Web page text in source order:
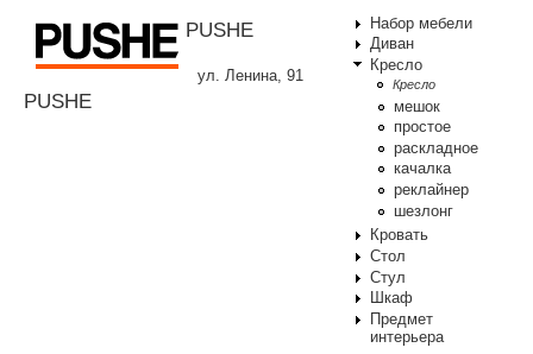
PUSHE
PUSHE
ул. Ленина, 91
Набор мебели
Диван
Кресло
Кресло
мешок
простое
раскладное
качалка
реклайнер
шезлонг
Кровать
Стол
Стул
Шкаф
Предмет
интерьера